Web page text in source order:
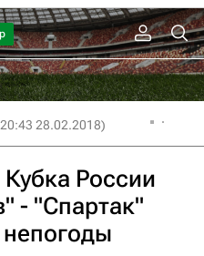
28.02.2018)
России
- "Спартак"